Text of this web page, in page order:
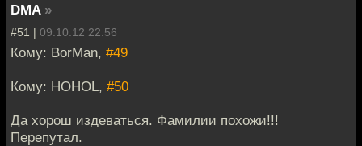
DMA »
#51 | 09.10.12 22:56
Кому: BorMan, #49
Кому: HOHOL, #50
Да хорош издеваться. Фамилии похожи!!!
Перепутал.